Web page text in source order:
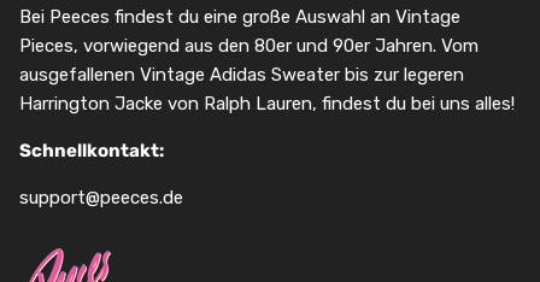
Bei Peeces findest du eine große Auswahl an Vintage
Pieces, vorwiegend aus den 80er und 90er Jahren. Vom
ausgefallenen Vintage Adidas Sweater bis zur legeren
Harrington Jacke von Ralph Lauren, findest du bei uns alles!
Schnellkontakt:
support@peeces.de